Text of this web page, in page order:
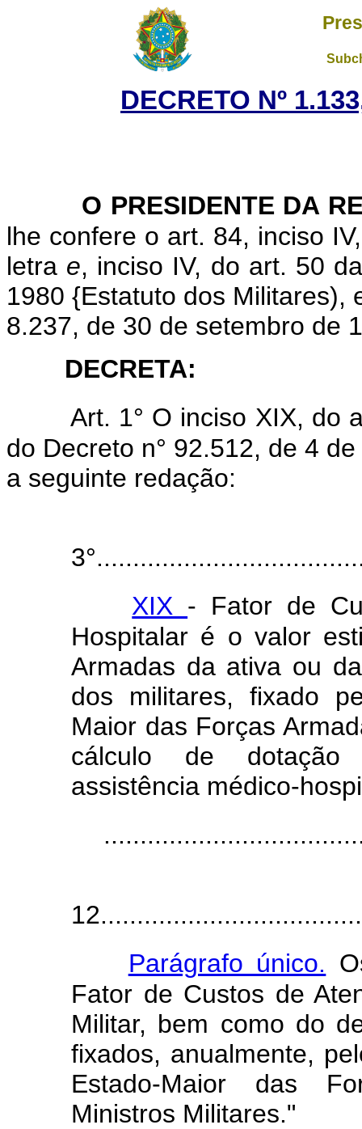
DECRETO Nº
O PRESIDENTE DA
lhe confere o art. 84, inciso
letra e, inciso IV, do art. 50
1980 {Estatuto dos Militares),
8.237, de 30 de setembro de
DECRETA:
Art. 1° O inciso XIX, do
do Decreto n° 92.512, de 4
a seguinte redação:
XIX - Fator de
Hospitalar é o valor
Armadas da ativa ou
dos militares, fixado
Maior das Forças
cálculo de dotação
assistência médico-
Parágrafo único.
Fator de Custos de
Militar, bem como do
fixados, anualmente,
Estado-Maior das
Ministros Militares."